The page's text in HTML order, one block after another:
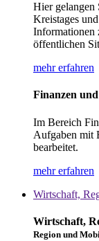
Hier gelangen
Kreistages
Informationen
öffentlichen
mehr erfahren
Finanzen
Im Bereich
Aufgaben mit
bearbeitet.
mehr erfahren
Wirtschaft,
Wirtschaft,
Region und